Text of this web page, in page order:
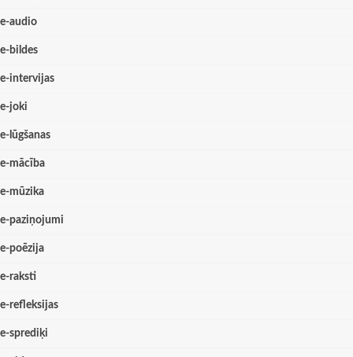
e-audio
e-bildes
e-intervijas
e-joki
e-lūgšanas
e-mācība
e-mūzika
e-paziņojumi
e-poēzija
e-raksti
e-refleksijas
e-sprediķi